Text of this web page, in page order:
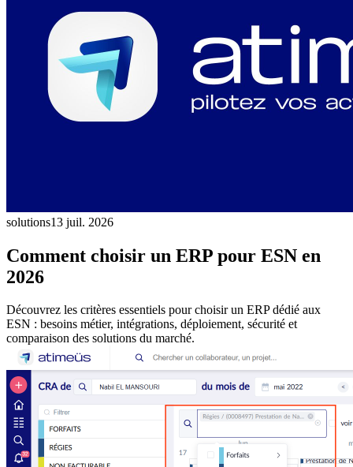
solutions13 juil. 2026
Comment choisir un ERP pour ESN en
2026
Découvrez les critères essentiels pour choisir un ERP dédié aux
ESN : besoins métier, intégrations, déploiement, sécurité et
comparaison des solutions du marché.